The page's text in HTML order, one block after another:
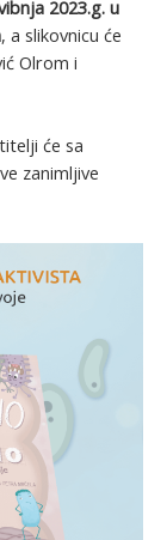
2023.g. u
, a slikovnicu će
Olrom i
će sa
zanimljive